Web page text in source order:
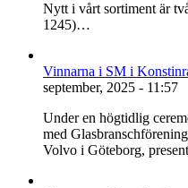
Nytt i vårt sortiment är
1245)…
Vinnarna i SM i
september, 2025 - 11:57
Under en högtidlig
med
Volvo i Göteborg,